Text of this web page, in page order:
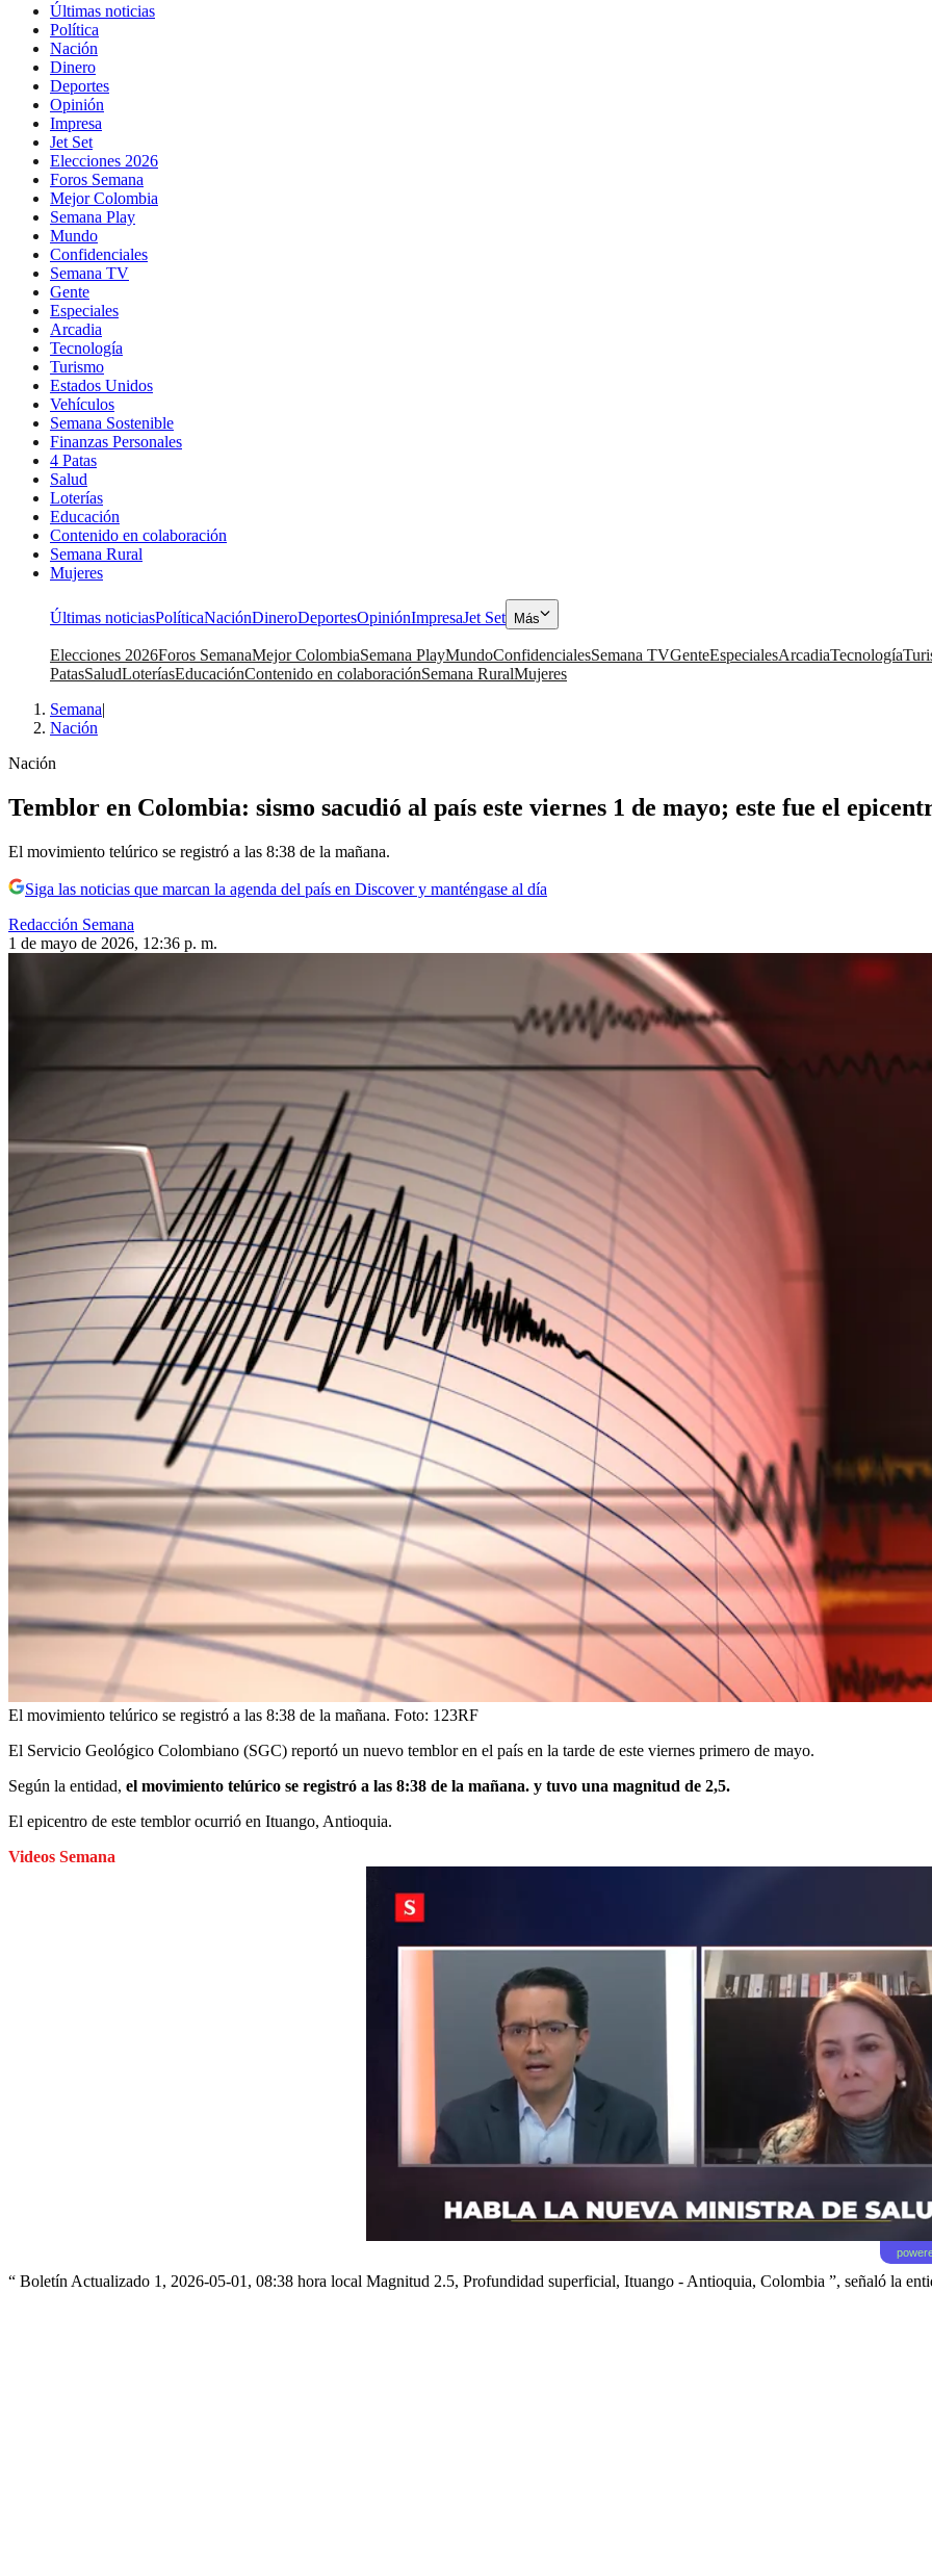
Últimas noticias
Política
Nación
Dinero
Deportes
Opinión
Impresa
Jet Set
Elecciones 2026
Foros Semana
Mejor Colombia
Semana Play
Mundo
Confidenciales
Semana TV
Gente
Especiales
Arcadia
Tecnología
Turismo
Estados Unidos
Vehículos
Semana Sostenible
Finanzas Personales
4 Patas
Salud
Loterías
Educación
Contenido en colaboración
Semana Rural
Mujeres
Últimas noticiasPolíticaNaciónDineroDeportesOpiniónImpresaJet Set Más
Elecciones 2026Foros SemanaMejor ColombiaSemana PlayMundoConfidencialesSemana TVGenteEspecialesArcadiaTecnología
PatasSaludLoteríasEducaciónContenido en colaboraciónSemana RuralMujeres
Semana|
Nación
Nación
Temblor en Colombia: sismo sacudió al país este viernes 1 de mayo; este fue el
El movimiento telúrico se registró a las 8:38 de la mañana.
Siga las noticias que marcan la agenda del país en Discover y manténgase al día
Redacción Semana
1 de mayo de 2026, 12:36 p. m.
El movimiento telúrico se registró a las 8:38 de la mañana. Foto: 123RF
El Servicio Geológico Colombiano (SGC) reportó un nuevo temblor en el país en la tarde de este viernes primero de mayo.
Según la entidad, el movimiento telúrico se registró a las 8:38 de la mañana. y tuvo una magnitud de 2,5.
El epicentro de este temblor ocurrió en Ituango, Antioquia.
Videos Semana
“ Boletín Actualizado 1, 2026-05-01, 08:38 hora local Magnitud 2.5, Profundidad superficial, Ituango - Antioquia, Colombia ”, señaló la